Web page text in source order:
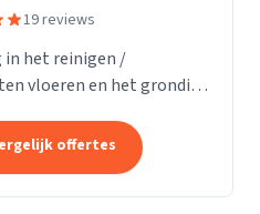
19 reviews
in het reinigen /
stoelen, zowel bij u
offertes